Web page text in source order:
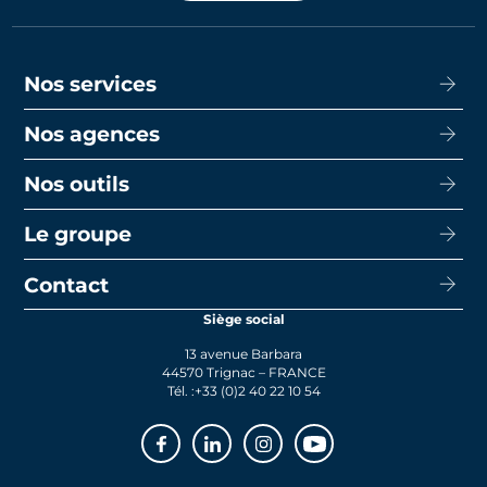
Nos services
Acheter
Promotion
Transaction
Faire gérer
Nos agences
CISN Agence Immobilière Nantes Decré
CISN Agence Immobilière La Baule
Nos outils
Capacité d’emprunt
Le prêt bancaire
Le groupe
Le groupe
Contact
Siège social
13 avenue Barbara
44570 Trignac – FRANCE
Tél. :+33 (0)2 40 22 10 54
FacebookLinkedinInstagramYoutube